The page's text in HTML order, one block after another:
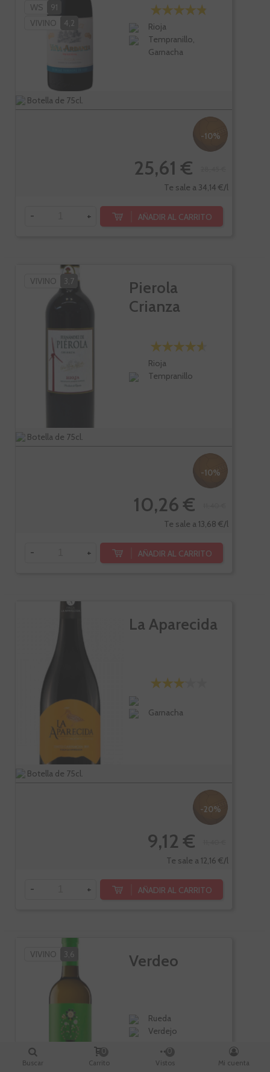
WS
91
VIVINO
4,2
Rioja
Tempranillo,
Garnacha
Botella de 75cl.
-10%
25,61 €
Te sale a 34,14 €/l
- + AÑADIR AL CARRITO
VIVINO 3,7
Pierola
Crianza
Rioja
Tempranillo
Botella de 75cl.
-10%
10,26 €
Te sale a 13,68 €/l
- + AÑADIR AL CARRITO
La Aparecida
Garnacha
Botella de 75cl.
-20%
9,12 €
Te sale a 12,16 €/l
- + AÑADIR AL CARRITO
VIVINO 3,6 Verdeo
Rueda
Verdejo
Buscar Carrito
0
Vistos
0
Mi cuenta